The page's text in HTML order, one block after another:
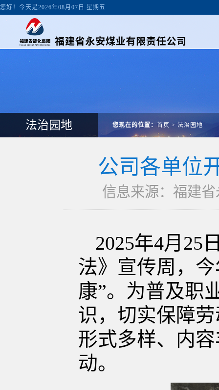
您好！今天是2026年08月07日 星期五
法治园地 您现在的位置： 首页 > 法治园地
公司各单位
信息来源：福建
2025年4月25
法》宣传周，
康”。为普及职
识，切实保障
形式多样、内
动。